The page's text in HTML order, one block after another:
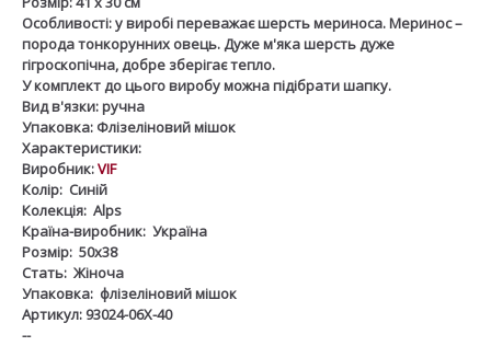
Особливості:у виробі переважає шерсть мериноса. Меринос –
порода тонкорунних овець. Дуже м'яка шерсть дуже
гігроскопічна, добре зберігає тепло.
У комплект до цього виробу можна підібрати шапку.
Вид в'язки:ручна
Упаковка: Флізеліновий мішок
Характеристики:
Виробник:VIF
Колір: Синій
Колекція: Alps
Країна-виробник: Україна
Розмір: 50х38
Стать: Жіноча
Упаковка: флізеліновий мішок
Артикул: 93024-06Х-40
--